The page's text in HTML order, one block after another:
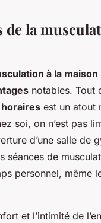
de la
à la maison
notables. Tout
est un atout
soi, on n’est pas
d’une salle de
séances de
personnel, même
et l’intimité de